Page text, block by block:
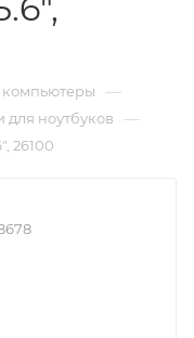
компьютеры —
для ноутбуков —
26100